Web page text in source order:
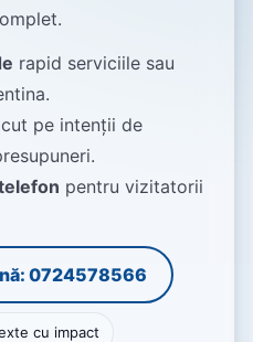
rapid serviciile sau
pe intenții de
pentru vizitatorii
0724578566
cu impact